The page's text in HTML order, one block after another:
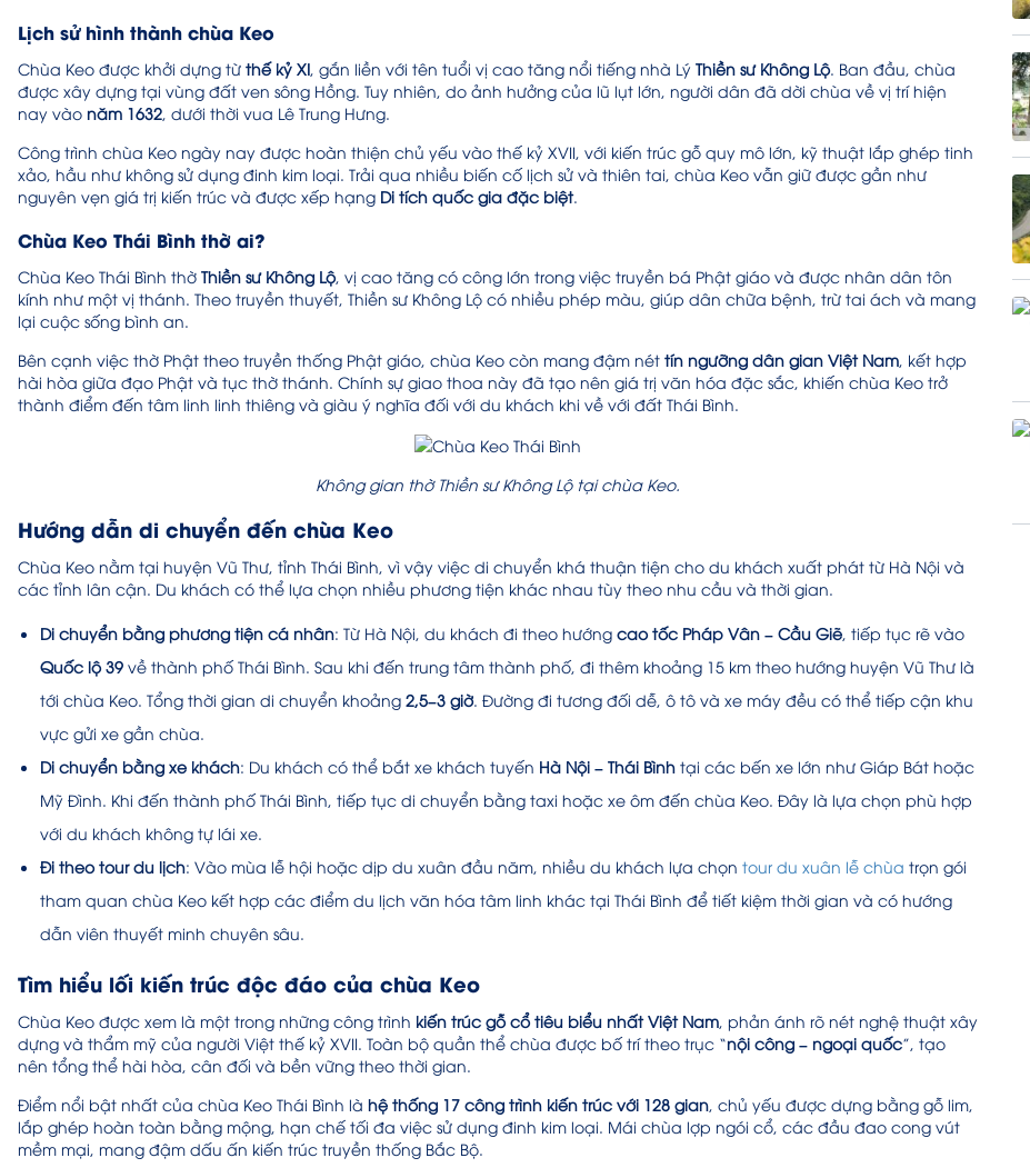
Lịch sử hình thành chùa Keo
Chùa Keo được khởi dựng từ thế kỷ XI, gắn liền với tên tuổi vị cao tăng nổi tiếng nhà Lý Thiền sư Không Lộ. Ban đầu, chùa
được xây dựng tại vùng đất ven sông Hồng. Tuy nhiên, do ảnh hưởng của lũ lụt lớn, người dân đã dời chùa về vị trí hiện
nay vào năm 1632, dưới thời vua Lê Trung Hưng.
Công trình chùa Keo ngày nay được hoàn thiện chủ yếu vào thế kỷ XVII, với kiến trúc gỗ quy mô lớn, kỹ thuật lắp ghép tinh
xảo, hầu như không sử dụng đinh kim loại. Trải qua nhiều biến cố lịch sử và thiên tai, chùa Keo vẫn giữ được gần như
nguyên vẹn giá trị kiến trúc và được xếp hạng Di tích quốc gia đặc biệt.
Chùa Keo Thái Bình thờ ai?
Chùa Keo Thái Bình thờ Thiền sư Không Lộ, vị cao tăng có công lớn trong việc truyền bá Phật giáo và được nhân dân tôn
kính như một vị thánh. Theo truyền thuyết, Thiền sư Không Lộ có nhiều phép màu, giúp dân chữa bệnh, trừ tai ách và mang
lại cuộc sống bình an.
Bên cạnh việc thờ Phật theo truyền thống Phật giáo, chùa Keo còn mang đậm nét tín ngưỡng dân gian Việt Nam, kết hợp
hài hòa giữa đạo Phật và tục thờ thánh. Chính sự giao thoa này đã tạo nên giá trị văn hóa đặc sắc, khiến chùa Keo trở
thành điểm đến tâm linh linh thiêng và giàu ý nghĩa đối với du khách khi về với đất Thái Bình.
Không gian thờ Thiền sư Không Lộ tại chùa Keo.
Hướng dẫn di chuyển đến chùa Keo
Chùa Keo nằm tại huyện Vũ Thư, tỉnh Thái Bình, vì vậy việc di chuyển khá thuận tiện cho du khách xuất phát từ Hà Nội và
các tỉnh lân cận. Du khách có thể lựa chọn nhiều phương tiện khác nhau tùy theo nhu cầu và thời gian.
Di chuyển bằng phương tiện cá nhân: Từ Hà Nội, du khách đi theo hướng cao tốc Pháp Vân – Cầu Giẽ, tiếp tục rẽ vào
Quốc lộ 39 về thành phố Thái Bình. Sau khi đến trung tâm thành phố, đi thêm khoảng 15 km theo hướng huyện Vũ Thư là
tới chùa Keo. Tổng thời gian di chuyển khoảng 2,5–3 giờ. Đường đi tương đối dễ, ô tô và xe máy đều có thể tiếp cận khu
vực gửi xe gần chùa.
Di chuyển bằng xe khách: Du khách có thể bắt xe khách tuyến Hà Nội – Thái Bình tại các bến xe lớn như Giáp Bát hoặc
Mỹ Đình. Khi đến thành phố Thái Bình, tiếp tục di chuyển bằng taxi hoặc xe ôm đến chùa Keo. Đây là lựa chọn phù hợp
với du khách không tự lái xe.
Đi theo tour du lịch: Vào mùa lễ hội hoặc dịp du xuân đầu năm, nhiều du khách lựa chọn tour du xuân lễ chùa trọn gói
tham quan chùa Keo kết hợp các điểm du lịch văn hóa tâm linh khác tại Thái Bình để tiết kiệm thời gian và có hướng
dẫn viên thuyết minh chuyên sâu.
Tìm hiểu lối kiến trúc độc đáo của chùa Keo
Chùa Keo được xem là một trong những công trình kiến trúc gỗ cổ tiêu biểu nhất Việt Nam, phản ánh rõ nét nghệ thuật xây
dựng và thẩm mỹ của người Việt thế kỷ XVII. Toàn bộ quần thể chùa được bố trí theo trục “nội công – ngoại quốc”, tạo
nên tổng thể hài hòa, cân đối và bền vững theo thời gian.
Điểm nổi bật nhất của chùa Keo Thái Bình là hệ thống 17 công trình kiến trúc với 128 gian, chủ yếu được dựng bằng gỗ lim,
lắp ghép hoàn toàn bằng mộng, hạn chế tối đa việc sử dụng đinh kim loại. Mái chùa lợp ngói cổ, các đầu đao cong vút
mềm mại, mang đậm dấu ấn kiến trúc truyền thống Bắc Bộ.